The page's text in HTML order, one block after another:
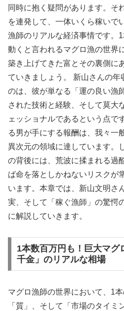
同時に抱く疑問があります。そ
を連発して、一体いくら稼いで
漁師のリアルな経済事情です。
動くと言われるマグロ漁の世界
築き上げてきた富とその裏側に
ていきましょう。 新山さんの年
のは、彼が単なる「運の良い漁
された技術と経験、そして莫大
ェッショナルであるという点で
る男が手にする報酬は、我々一
異次元の領域に達しています。
の背後には、荒波に揉まれる過
ば命を落としかねないリスクが
います。本章では、新山文明さ
実、そして「稼ぐ漁師」の驚愕
に解説していきます。
1本数百万円も！巨大マグ
千金」のリアルな相場
マグロ漁師の世界において、1
「質」、そして「市場のタイミ